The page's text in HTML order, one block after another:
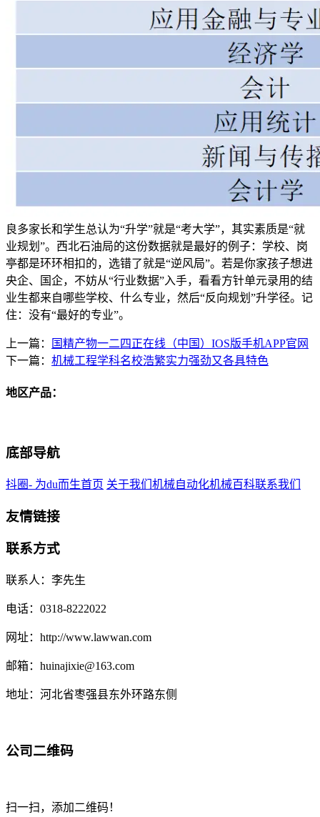
良多家长和学生总认为“升学”就是“考大学”，其实素质是“就
业规划”。西北石油局的这份数据就是最好的例子：学校、岗
亭都是环环相扣的，选错了就是“逆风局”。若是你家孩子想进
央企、国企，不妨从“行业数据”入手，看看方针单元录用的结
业生都来自哪些学校、什么专业，然后“反向规划”升学径。记
住：没有“最好的专业”。
上一篇：
国精产物一二四正在线（中国）IOS版手机APP官网
下一篇： 机械工程学科名校浩繁实力强劲又各具特色
地区产品：
底部导航
抖圈- 为du而生首页 关于我们 机械自动化机械百科联系我们
友情链接
联系方式
联系人：李先生
电话：0318-8222022
网址：http://www.lawwan.com
邮箱：huinajixie@163.com
地址：河北省枣强县东外环路东侧
公司二维码
扫一扫，添加二维码！